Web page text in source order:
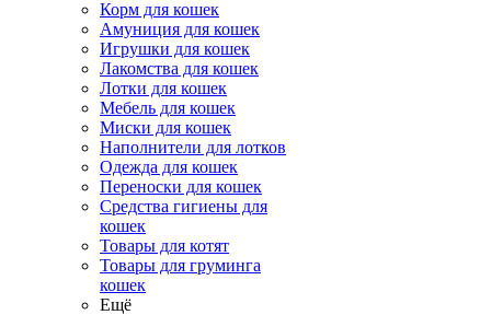
Корм для кошек
Амуниция для кошек
Игрушки для кошек
Лакомства для кошек
Лотки для кошек
Мебель для кошек
Миски для кошек
Наполнители для лотков
Одежда для кошек
Переноски для кошек
Средства гигиены для
кошек
Товары для котят
Товары для груминга
кошек
Ещё